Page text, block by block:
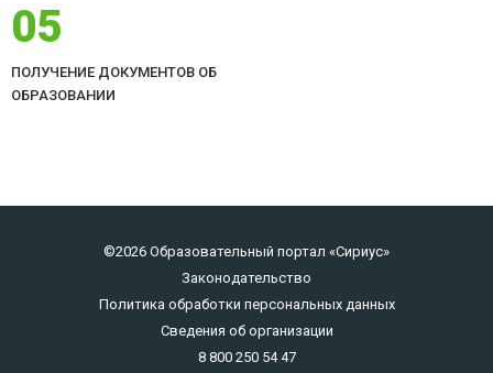
05
ПОЛУЧЕНИЕ ДОКУМЕНТОВ ОБ
ОБРАЗОВАНИИ
©2026 Образовательный портал «Сириус»
Законодательство
Политика обработки персональных данных
Сведения об организации
8 800 250 54 47